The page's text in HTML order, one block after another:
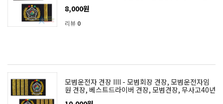
8,000원
리뷰 0
모범운전자 견장 IIII - 모범회장 견장, 모범운전자임
원 견장, 베스트드라이버 견장, 모범견장, 무사고40년